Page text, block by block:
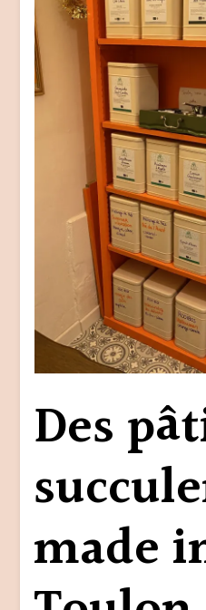
Des
made